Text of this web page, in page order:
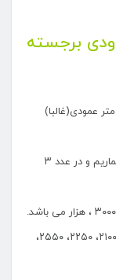
برجسته
عمودی(غالبا)
یعنی اگر تعداد گره های یک متر عمودی فرش را بشماریم و در عدد ۳
از جمله پراستفاده ترین تراکم های فرش عبارتند از ۲۱۰۰، ۲۲۵۰، ۲۵۵۰،